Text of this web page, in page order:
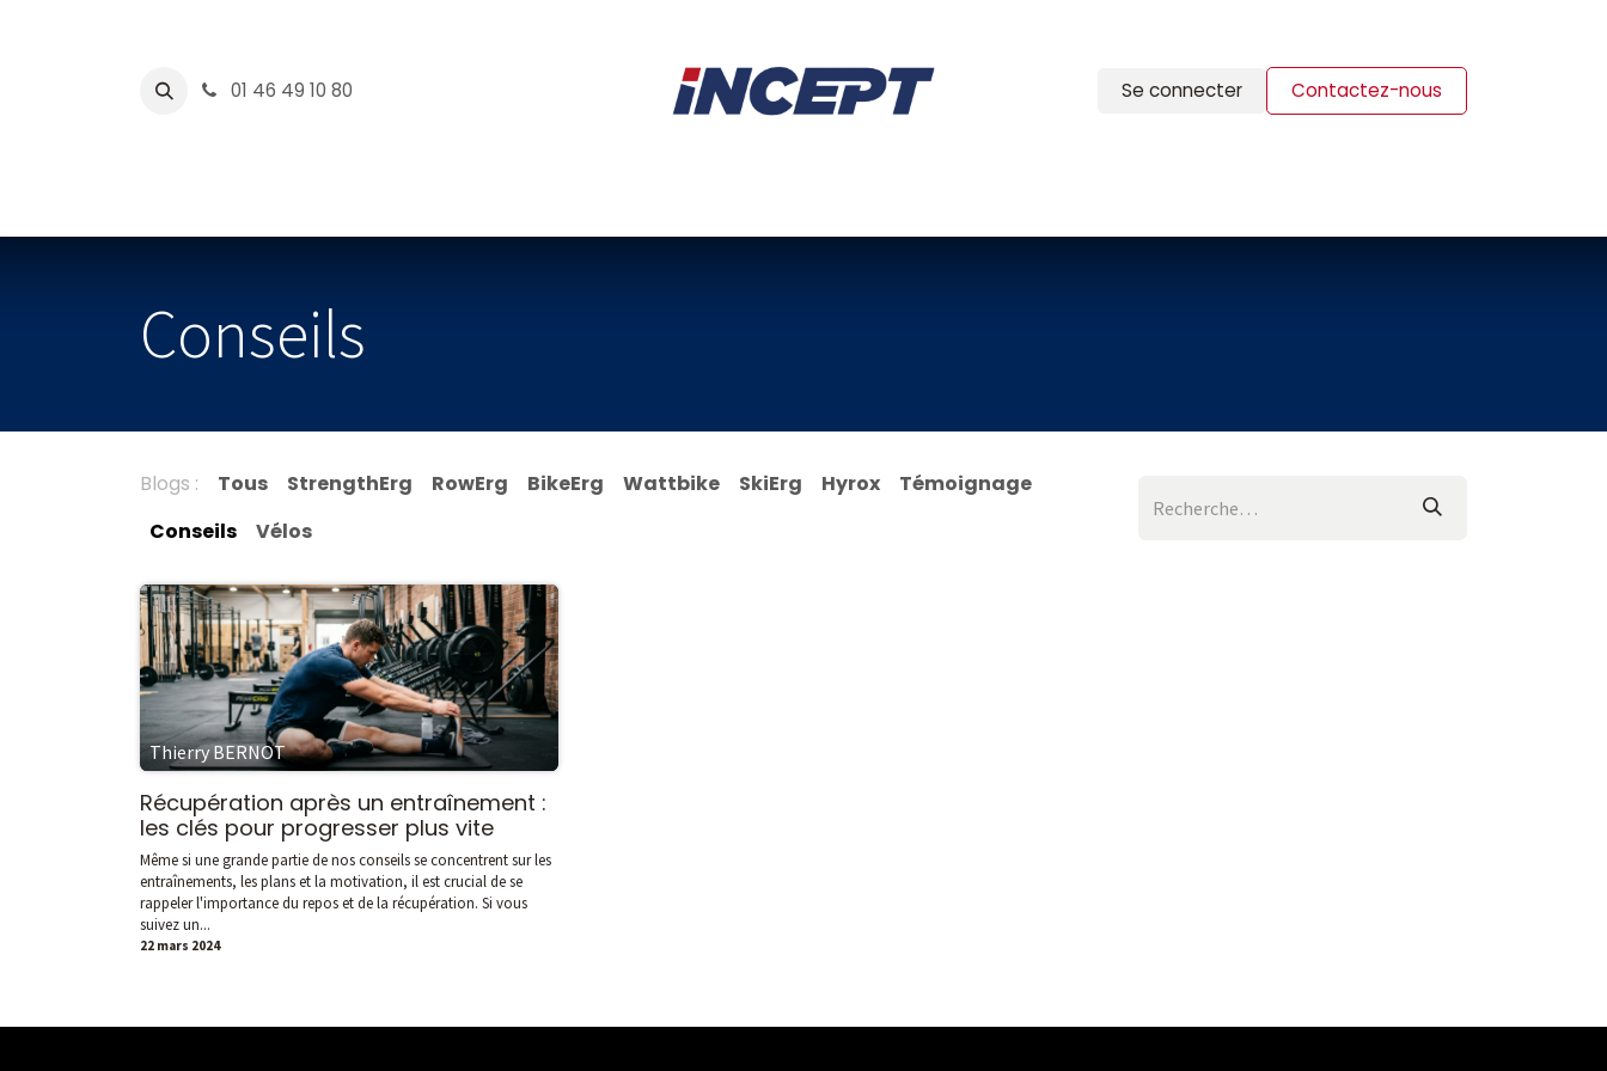
01 46 49 10 80 Se connecter Contactez-nous
Conseils
Blogs : Tous ​StrengthErg RowErg BikeErg Wattbike SkiErg Hyrox
Témoignage
Conseils
Vélos
Thierry BERNOT
Récupération après un entraînement :
les clés pour progresser plus vite
Même si une grande partie de nos conseils se concentrent sur les
entraînements, les plans et la motivation, il est crucial de se
rappeler l'importance du repos et de la récupération. Si vous
suivez un...
22 mars 2024